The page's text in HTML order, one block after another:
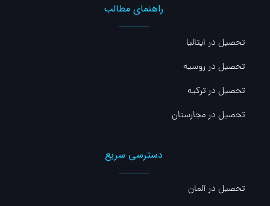
راهنمای مطالب
تحصیل در ایتالیا
تحصیل در روسیه
تحصیل در ترکیه
تحصیل در مجارستان
دسترسی سریع
تحصیل در آلمان